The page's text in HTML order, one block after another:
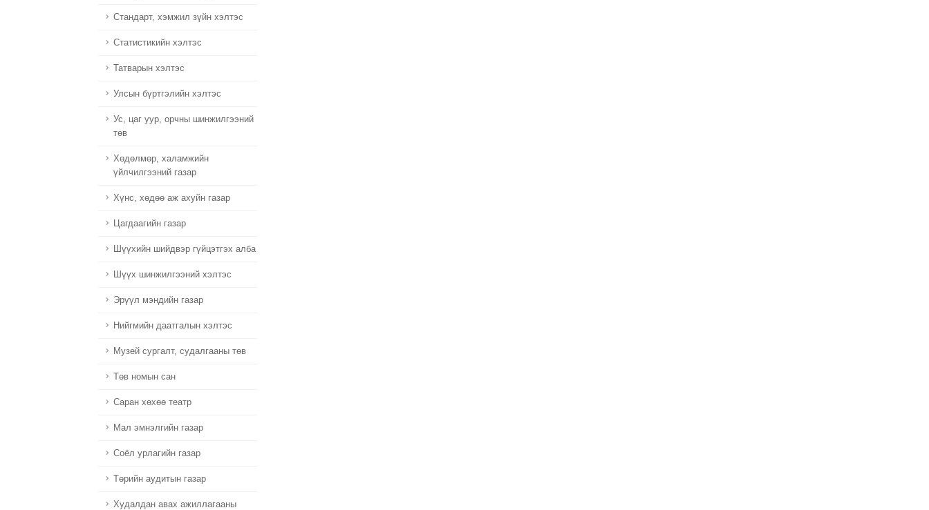
Стандарт, хэмжил зүйн хэлтэс
Статистикийн хэлтэс
Татварын хэлтэс
Улсын бүртгэлийн хэлтэс
Ус, цаг уур, орчны шинжилгээний
төв
Хөдөлмөр, халамжийн
үйлчилгээний газар
Хүнс, хөдөө аж ахуйн газар
Цагдаагийн газар
Шүүхийн шийдвэр гүйцэтгэх алба
Шүүх шинжилгээний хэлтэс
Эрүүл мэндийн газар
Нийгмийн даатгалын хэлтэс
Музей сургалт, судалгааны төв
Төв номын сан
Саран хөхөө театр
Мал эмнэлгийн газар
Соёл урлагийн газар
Төрийн аудитын газар
Худалдан авах ажиллагааны